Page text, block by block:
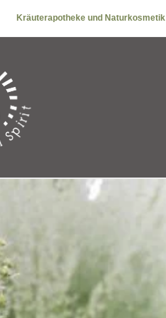
Kräuterapotheke und Naturkosmetik